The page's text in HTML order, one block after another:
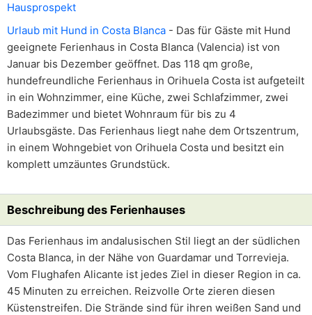
Hausprospekt
Urlaub mit Hund in Costa Blanca - Das für Gäste mit Hund
geeignete Ferienhaus in Costa Blanca (Valencia) ist von
Januar bis Dezember geöffnet. Das 118 qm große,
hundefreundliche Ferienhaus in Orihuela Costa ist aufgeteilt
in ein Wohnzimmer, eine Küche, zwei Schlafzimmer, zwei
Badezimmer und bietet Wohnraum für bis zu 4
Urlaubsgäste. Das Ferienhaus liegt nahe dem Ortszentrum,
in einem Wohngebiet von Orihuela Costa und besitzt ein
komplett umzäuntes Grundstück.
Beschreibung des Ferienhauses
Das Ferienhaus im andalusischen Stil liegt an der südlichen
Costa Blanca, in der Nähe von Guardamar und Torrevieja.
Vom Flughafen Alicante ist jedes Ziel in dieser Region in ca.
45 Minuten zu erreichen. Reizvolle Orte zieren diesen
Küstenstreifen. Die Strände sind für ihren weißen Sand und